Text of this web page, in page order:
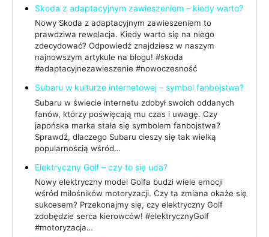
Skoda z adaptacyjnym zawieszeniem – kiedy warto?
Nowy Skoda z adaptacyjnym zawieszeniem to
prawdziwa rewelacja. Kiedy warto się na niego
zdecydować? Odpowiedź znajdziesz w naszym
najnowszym artykule na blogu! #skoda
#adaptacyjnezawieszenie #nowoczesność
Subaru w kulturze internetowej – symbol fanbojstwa?
Subaru w świecie internetu zdobył swoich oddanych
fanów, którzy poświęcają mu czas i uwagę. Czy
japońska marka stała się symbolem fanbojstwa?
Sprawdź, dlaczego Subaru cieszy się tak wielką
popularnością wśród…
Elektryczny Golf – czy to się uda?
Nowy elektryczny model Golfa budzi wiele emocji
wśród miłośników motoryzacji. Czy ta zmiana okaże się
sukcesem? Przekonajmy się, czy elektryczny Golf
zdobędzie serca kierowców! #elektrycznyGolf
#motoryzacja…